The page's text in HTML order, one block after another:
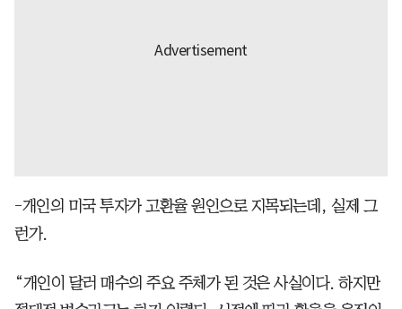
-개인의 미국 투자가 고환율 원인으로 지목되는데, 실제 그
런가.
“개인이 달러 매수의 주요 주체가 된 것은 사실이다. 하지만